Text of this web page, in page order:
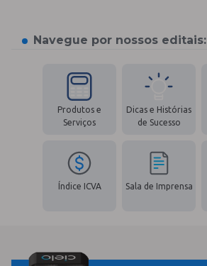
Navegue por nossos editais:
Produtos e
Serviços
Dicas e Histórias
de Sucesso
Índice ICVA Sala de Imprensa